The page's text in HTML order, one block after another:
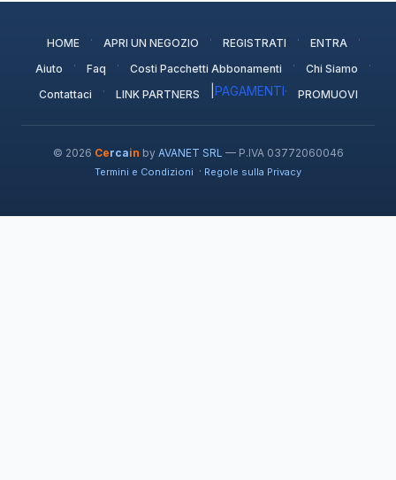
HOME · APRI UN NEGOZIO · REGISTRATI · ENTRA ·
Aiuto · Faq · Costi Pacchetti Abbonamenti · Chi Siamo ·
Contattaci · LINK PARTNERS PAGAMENTI· PROMUOVI
© 2026 Cercain by AVANET SRL — P.IVA 03772060046
Termini e Condizioni · Regole sulla Privacy